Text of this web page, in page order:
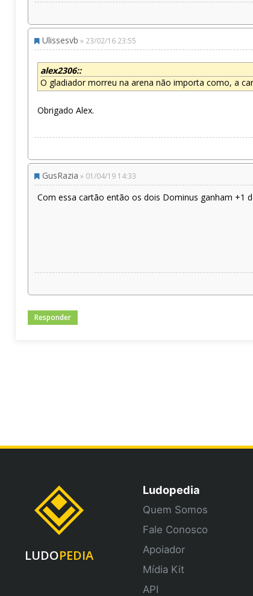
Ulissesvb » 23/02/16 23:55
alex2306::
O gladiador morreu na arena não importa como, a
Obrigado Alex.
GusRazia » 01/04/19 14:33
Com essa cartão então os dois Dominus ganham +1
Responder
LUDOPEDIA
Ludopedia
Quem Somos
Fale Conosco
Apoiador
Mídia Kit
API